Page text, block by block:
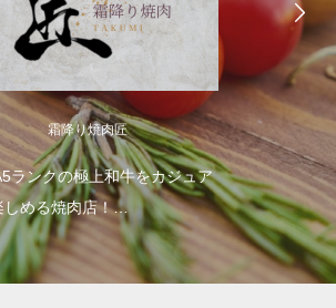
霜降り焼肉匠
ランクの極上和牛をカジュア
しめる焼肉店！
の和牛をはじめ、選りすぐり
なお肉、希少部位もリーズナ